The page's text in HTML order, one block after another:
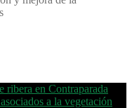
ribera en Contraparada
a la vegetación